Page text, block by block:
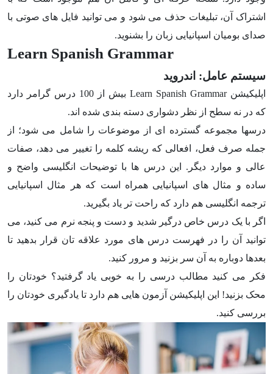
اشتراک آن، تبلیغات حذف می شود و می توانید فایل های صوتی با
صدای بومیان اسپانیایی زبان را بشنوید.
Learn Spanish Grammar
سیستم عامل: اندروید
اپلیکیشن Learn Spanish Grammar بیش از 100 درس گرامر دارد
که در نه سطح از نظر دشواری دسته بندی شده اند.
درسها مجموعه گسترده ای از موضوعات را شامل می شود؛ از
جمله صرف فعل، افعالی که ریشه کلمه را تغییر می دهد، صفات
عالی و موارد دیگر. این درس ها با توضیحات انگلیسی واضح و
ساده و مثال های اسپانیایی همراه است که هر مثال اسپانیایی
ترجمه انگلیسی هم دارد که راحت تر یاد بگیرید.
اگر با یک درس خاص درگیر شدید و دست و پنجه نرم می کنید، می
توانید آن را در فهرست درس های مورد علاقه تان قرار بدهید تا
بعدها دوباره به آن سر بزنید و مرور کنید.
فکر می کنید مطالب درسی را به خوبی یاد گرفتید؟ خودتان را
محک بزنید! این اپلیکیشن آزمون هایی هم دارد تا یادگیری خودتان را
بررسی کنید.